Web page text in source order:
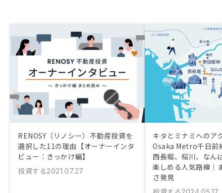
RENOSY（リノシー）不動産投資を
選択した11の理由【オーナーインタ
ビュー：きっかけ編】
投資する2021.07.27
キタとミナミへのア
Osaka Metro千日前
西長堀、桜川、なん
楽しめる人気路線｜
さ発見